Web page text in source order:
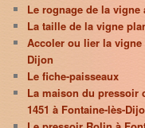
Le rognage de la
La taille de la vigne
Accoler ou lier la vigne
Dijon
Le fiche-paisseaux
La maison du pressoir
1451 à Fontaine-lès-